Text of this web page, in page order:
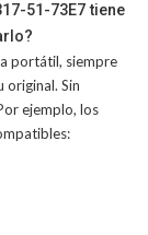
51-73E7 tiene
portátil, siempre
original. Sin
ejemplo, los